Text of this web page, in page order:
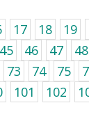
17 18 19
45 46 47 48
73 74 75
101 102